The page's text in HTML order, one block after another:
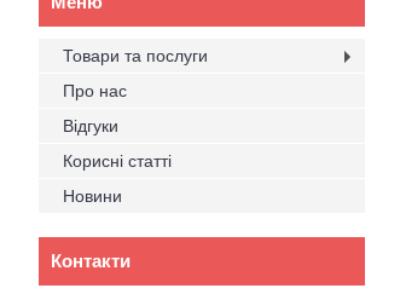
Товари та послуги
Про нас
Відгуки
Корисні статті
Новини
Контакти